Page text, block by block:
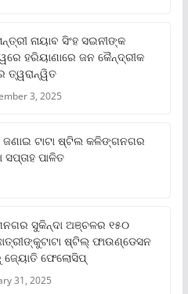
ନାୟାବ ସିଂହ ସଇନୀଙ୍କ
ହରିୟାଣାରେ ଜନ କୈନ୍ଦ୍ରୀକ
ତ୍ୱରାନ୍ୱିତ
3, 2025
ଜଣାଇ ଟାଟା ଷ୍ଟିଲ କଳିଙ୍ଗନଗର
ପାଳିତ
ସୁକିନ୍ଦା ଅଞ୍ଚଳର ୧୫୦
ଷ୍ଟିଲ୍ ଫାଉଣ୍ଡେସନ
ଜ୍ୟୋତି ଫେଲୋସିପ୍‌
31, 2025